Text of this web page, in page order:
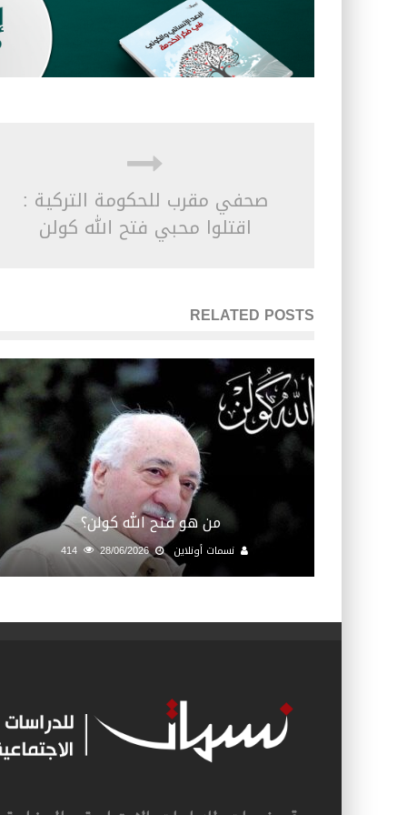
صحفي مقرب للحكومة التركية :
اقتلوا محبي فتح الله كولن
RELATED POSTS
من هو فتح الله كولن؟
نسمات أونلاين 28/06/2026
414